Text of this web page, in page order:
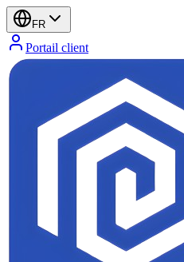
FR
Portail client